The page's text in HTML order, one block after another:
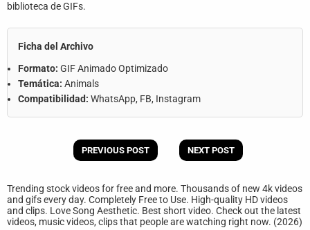
Contáctanos
biblioteca de GIFs.
Ficha del Archivo
Formato: GIF Animado Optimizado
Temática: Animals
Compatibilidad: WhatsApp, FB, Instagram
PREVIOUS POST NEXT POST
Trending stock videos for free and more. Thousands of new 4k videos
and gifs every day. Completely Free to Use. High-quality HD videos
and clips. Love Song Aesthetic. Best short video. Check out the latest
videos, music videos, clips that people are watching right now. (2026)